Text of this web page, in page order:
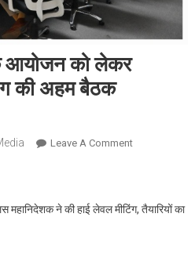
आयोजन को लेकर
की अहम बैठक
Leave A CommentOn
के
ने की हाई लेवल मीटिंग, तैयारियों का